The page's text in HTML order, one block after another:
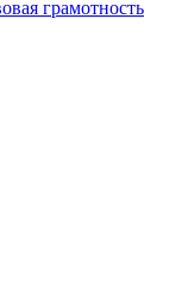
грамотность